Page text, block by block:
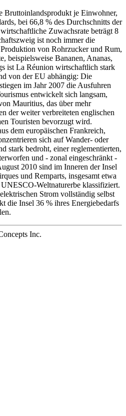
Bruttoinlandsprodukt je Einwohner,
bei 66,8 % des Durchschnitts der
Zuwachsrate beträgt 8
ist noch immer die
von Rohrzucker und Rum,
beispielsweise Bananen, Ananas,
ist La Réunion wirtschaftlich stark
von der EU abhängig: Die
im Jahr 2007 die Ausfuhren
entwickelt sich langsam,
Mauritius, das über mehr
der weiter verbreiteten englischen
Touristen bevorzugt wird.
dem europäischen Frankreich,
sich auf Wander- oder
stark bedroht, einer reglementierten,
und - zonal eingeschränkt -
2010 sind im Inneren der Insel
und Remparts, insgesamt etwa
Weltnaturerbe klassifiziert.
Strom vollständig selbst
die Insel 36 % ihres Energiebedarfs
Inc.